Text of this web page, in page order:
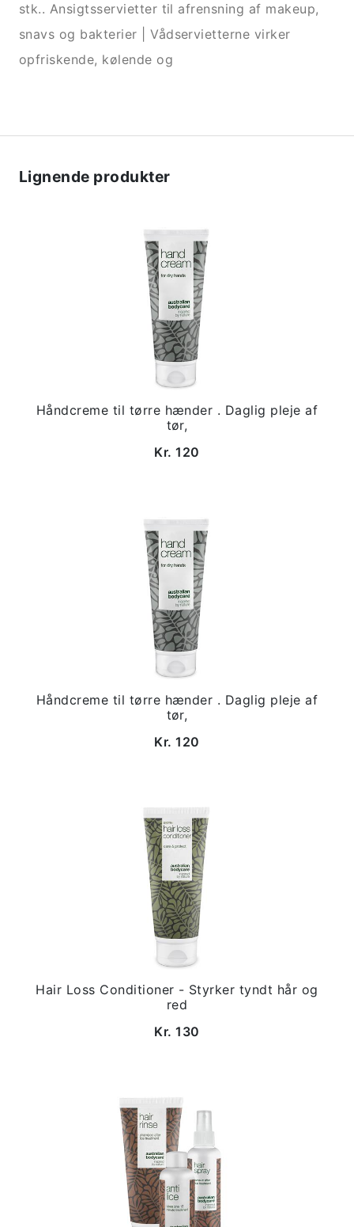
stk.. Ansigtsservietter til afrensning af makeup,
snavs og bakterier | Vådservietterne virker
opfriskende, kølende og
Lignende produkter
Håndcreme til tørre hænder . Daglig pleje af
tør,
Kr. 120
Håndcreme til tørre hænder . Daglig pleje af
tør,
Kr. 120
Hair Loss Conditioner - Styrker tyndt hår og
red
Kr. 130